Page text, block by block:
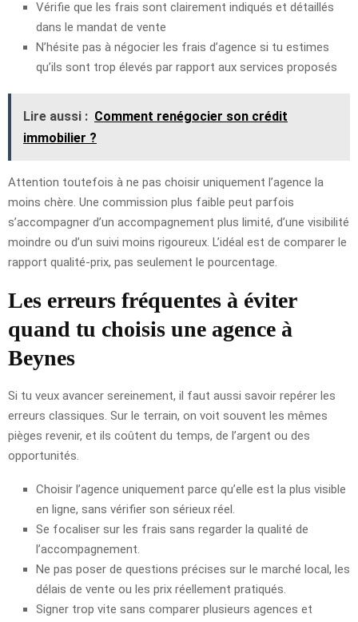
Vérifie que les frais sont clairement indiqués et détaillés
dans le mandat de vente
N’hésite pas à négocier les frais d’agence si tu estimes
qu’ils sont trop élevés par rapport aux services proposés
Lire aussi : Comment renégocier son crédit
immobilier ?
Attention toutefois à ne pas choisir uniquement l’agence la
moins chère. Une commission plus faible peut parfois
s’accompagner d’un accompagnement plus limité, d’une visibilité
moindre ou d’un suivi moins rigoureux. L’idéal est de comparer le
rapport qualité-prix, pas seulement le pourcentage.
Les erreurs fréquentes à éviter
quand tu choisis une agence à
Beynes
Si tu veux avancer sereinement, il faut aussi savoir repérer les
erreurs classiques. Sur le terrain, on voit souvent les mêmes
pièges revenir, et ils coûtent du temps, de l’argent ou des
opportunités.
Choisir l’agence uniquement parce qu’elle est la plus visible
en ligne, sans vérifier son sérieux réel.
Se focaliser sur les frais sans regarder la qualité de
l’accompagnement.
Ne pas poser de questions précises sur le marché local, les
délais de vente ou les prix réellement pratiqués.
Signer trop vite sans comparer plusieurs agences et